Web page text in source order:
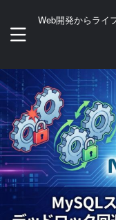
Web開発からライ